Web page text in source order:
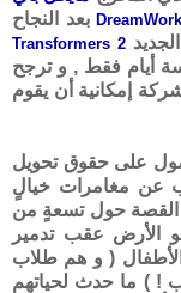
بعد النجاح
Transformers 2
أيام فقط , و ترجح
إمكانية أن يقوم
على حقوق تحويل
عن مغامرات خيالٍ
حول تسعةٍ من
الأرض عقب تدمير
( و هم طلاب
! ) ما حدث لحياتهم